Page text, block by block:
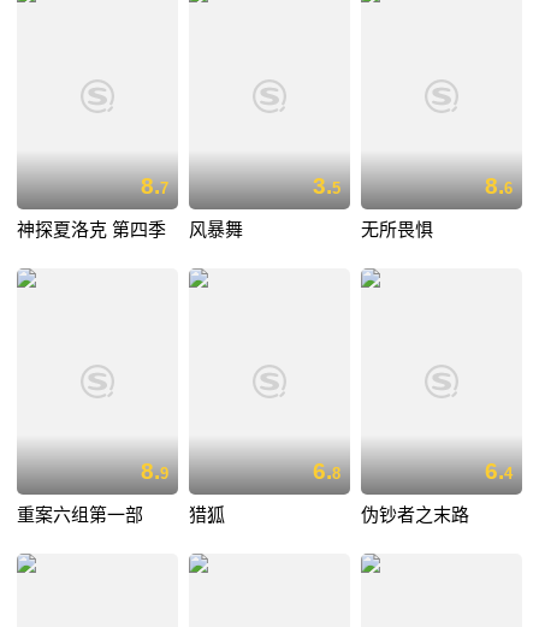
8.7
神探夏洛克 第四季
3.5
风暴舞
8.6
无所畏惧
8.9
重案六组第一部
6.8
猎狐
6.4
伪钞者之末路